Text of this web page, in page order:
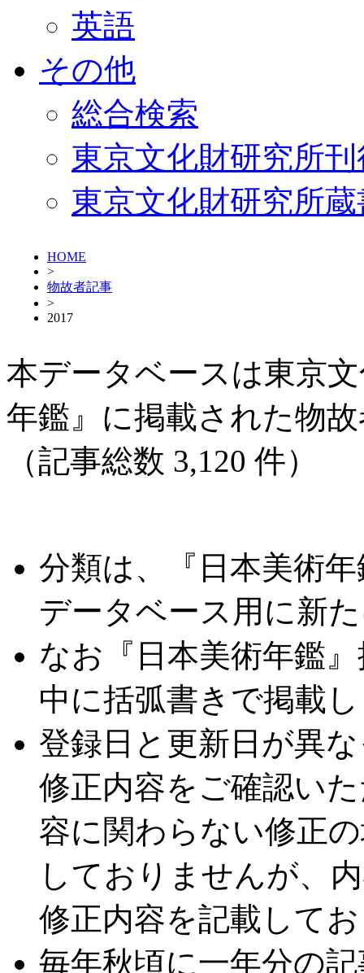
英語
その他
総合検索
東京文化財研究所
東京文化財研究所
HOME
>
物故者記事
>
2017
本データベースは東京
年鑑』に掲載された物
（記事総数 3,120 件）
分類は、『日本美術
データベース用に新
なお『日本美術年鑑
中に括弧書きで掲載
登録日と更新日が異
修正内容をご確認い
容に関わらない修正
しておりませんが、
修正内容を記載して
毎年秋頃に一年分の